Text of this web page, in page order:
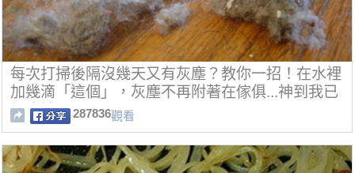
每次打掃後隔沒幾天又有灰塵？教你一招！在水裡
加幾滴「這個」，灰塵不再附著在傢俱...神到我已
經跪地！287836觀看